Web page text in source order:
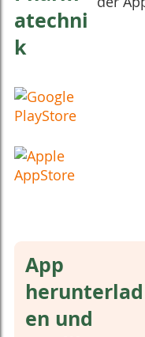
atechni
k
App
herunterlad
en und